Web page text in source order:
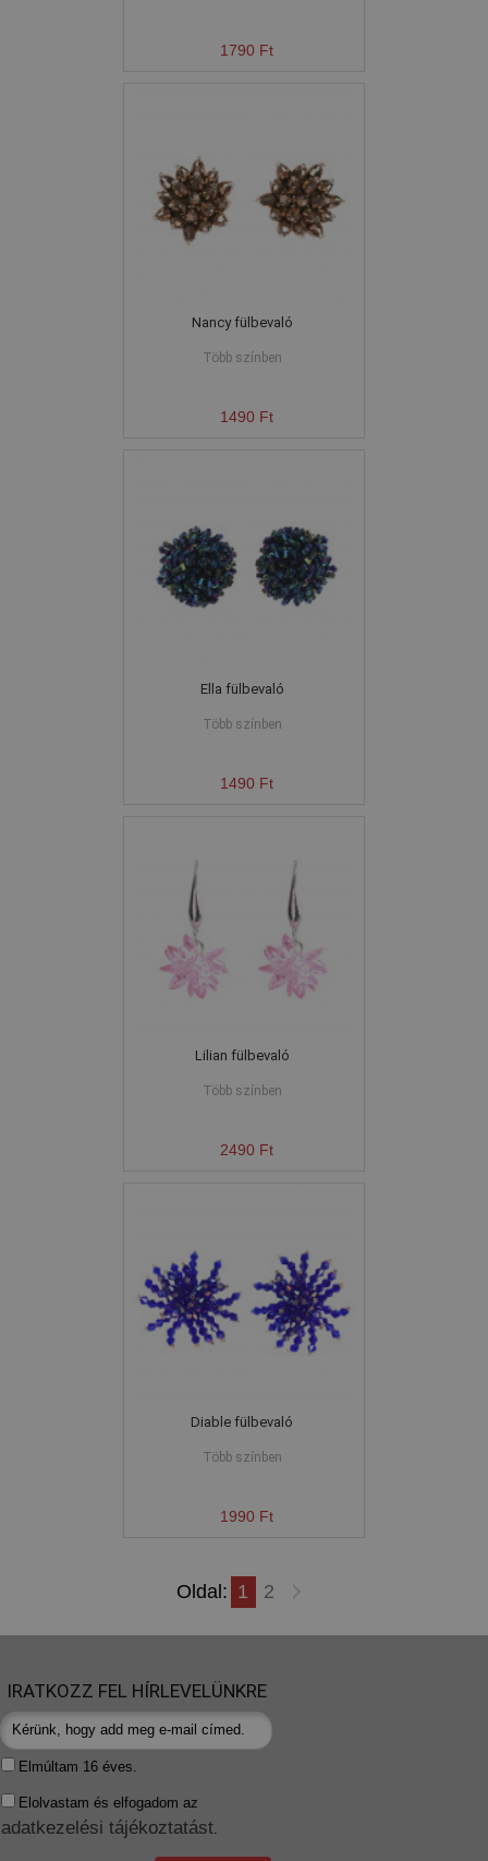
1790 Ft
Nancy fülbevaló
Több színben
1490 Ft
Ella fülbevaló
Több színben
1490 Ft
Lilian fülbevaló
Több színben
2490 Ft
Diable fülbevaló
Több színben
1990 Ft
Oldal: 1 2
IRATKOZZ FEL HÍRLEVELÜNKRE
Elmúltam 16 éves.
Elolvastam és elfogadom az
adatkezelési tájékoztatást